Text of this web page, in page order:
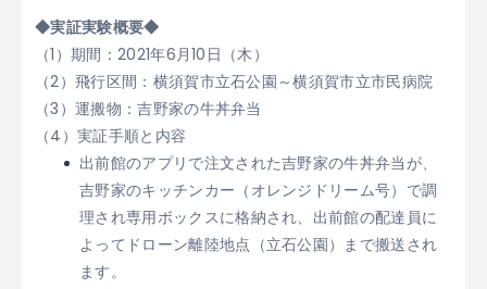
◆実証実験概要◆
（1）期間：2021年6月10日（木）
（2）飛行区間：横須賀市立石公園～横須賀市立市民病院
（3）運搬物：吉野家の牛丼弁当
（4）実証手順と内容
出前館のアプリで注文された吉野家の牛丼弁当が、
吉野家のキッチンカー（オレンジドリーム号）で調
理され専用ボックスに格納され、出前館の配達員に
よってドローン離陸地点（立石公園）まで搬送され
ます。